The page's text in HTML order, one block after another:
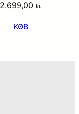
2.699,00 kr.
KØB